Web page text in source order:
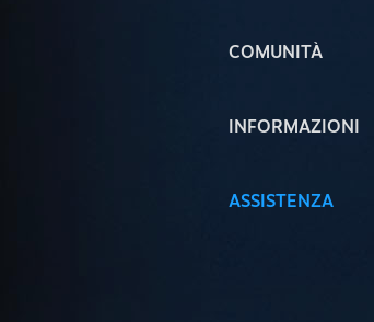
COMUNITÀ
INFORMAZIONI
ASSISTENZA